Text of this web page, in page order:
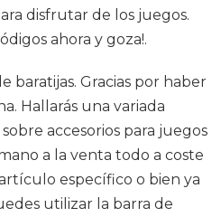
disfrutar de los juegos.
ahora y goza!.
baratijas. Gracias por haber
Hallarás una variada
accesorios para juegos
a la venta todo a coste
específico o bien ya
utilizar la barra de